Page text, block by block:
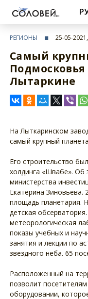
РЕГИОНЫ 25-05-
Самый
Подмосковья
Лытаркине
На Лыткаринском
самый крупный
Его строительство
холдинга «Швабе». Об
министерства
Екатерина Зиновьева.
площадь планетария.
детская
метеорологическая
показы учебных и
занятия и лекции по
звездного неба. 65
Расположенный на
позволит
оборудовании,